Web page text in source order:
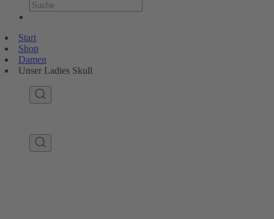
Start
Shop
Damen
Unser Ladies Skull